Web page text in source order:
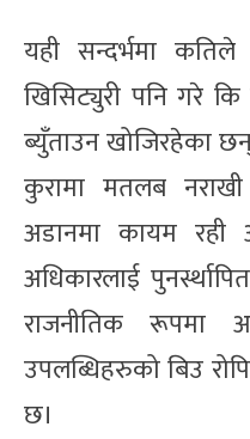
यही सन्दर्भमा कतिले
खिसिट्युरी पनि गरे कि
ब्युँताउन खोजिरहेका
कुरामा मतलब
अडानमा कायम रही
अधिकारलाई
राजनीतिक रूपमा
उपलब्धिहरुको बिउ
छ।